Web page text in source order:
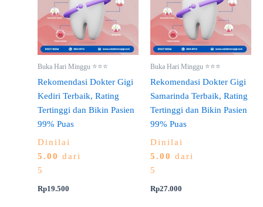
Buka Hari Minggu ⭐⭐⭐
Rekomendasi Dokter Gigi
Kediri Terbaik, Rating
Tertinggi dan Bikin Pasien
99% Puas
Dinilai
5.00 dari
5
Rp19.500
Buka Hari Minggu ⭐⭐⭐
Rekomendasi Dokter Gigi
Samarinda Terbaik, Rating
Tertinggi dan Bikin Pasien
99% Puas
Dinilai
5.00 dari
5
Rp27.000